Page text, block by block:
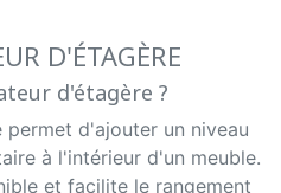
D'ÉTAGÈRE
d'étagère ?
d'ajouter un niveau
à l'intérieur d'un meuble.
et facilite le rangement